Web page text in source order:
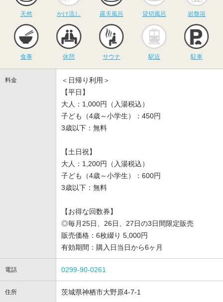
天然 かけ流し 露天風呂 貸切風呂 岩盤浴
食事 休憩
サウナ
サウナ 駅近 駐車
料金
＜日帰り利用＞
【平日】
大人：1,000円（入湯税込）
子ども（4歳～小学生）：450円
3歳以下：無料
【土日祝】
大人：1,200円（入湯税込）
子ども（4歳～小学生）：600円
3歳以下：無料
【お得な回数券】
◎毎月25日、26日、27日の3日間限定販売
販売価格：6枚綴り 5,000円
有効期間：購入日当日から6ヶ月
電話 0299-90-0261
住所 茨城県神栖市大野原4-7-1